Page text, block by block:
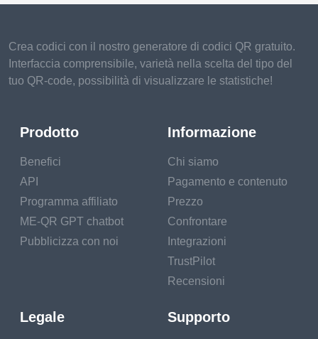
Crea codici con il nostro generatore di codici QR gratuito.
Interfaccia comprensibile, varietà nella scelta del tipo del
tuo QR-code, possibilità di visualizzare le statistiche!
Prodotto
Benefici
API
Programma affiliato
ME-QR GPT chatbot
Pubblicizza con noi
Informazione
Chi siamo
Pagamento e contenuto
Prezzo
Confrontare
Integrazioni
TrustPilot
Recensioni
Legale Supporto